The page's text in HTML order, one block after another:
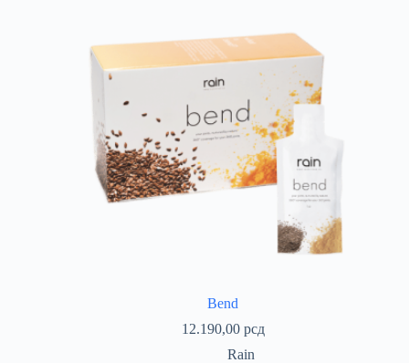
Bend
12.190,00 рсд
Rain